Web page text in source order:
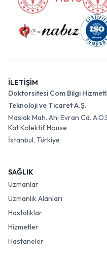
İLETİŞİM
Doktorsitesi Com Bilgi
Teknoloji ve Ticaret A.Ş.
Maslak Mah. Ahi Evran Cd.
Kat Kolektif House
İstanbul, Türkiye
SAĞLIK
Uzmanlar
Uzmanlık Alanları
Hastalıklar
Hizmetler
Hastaneler